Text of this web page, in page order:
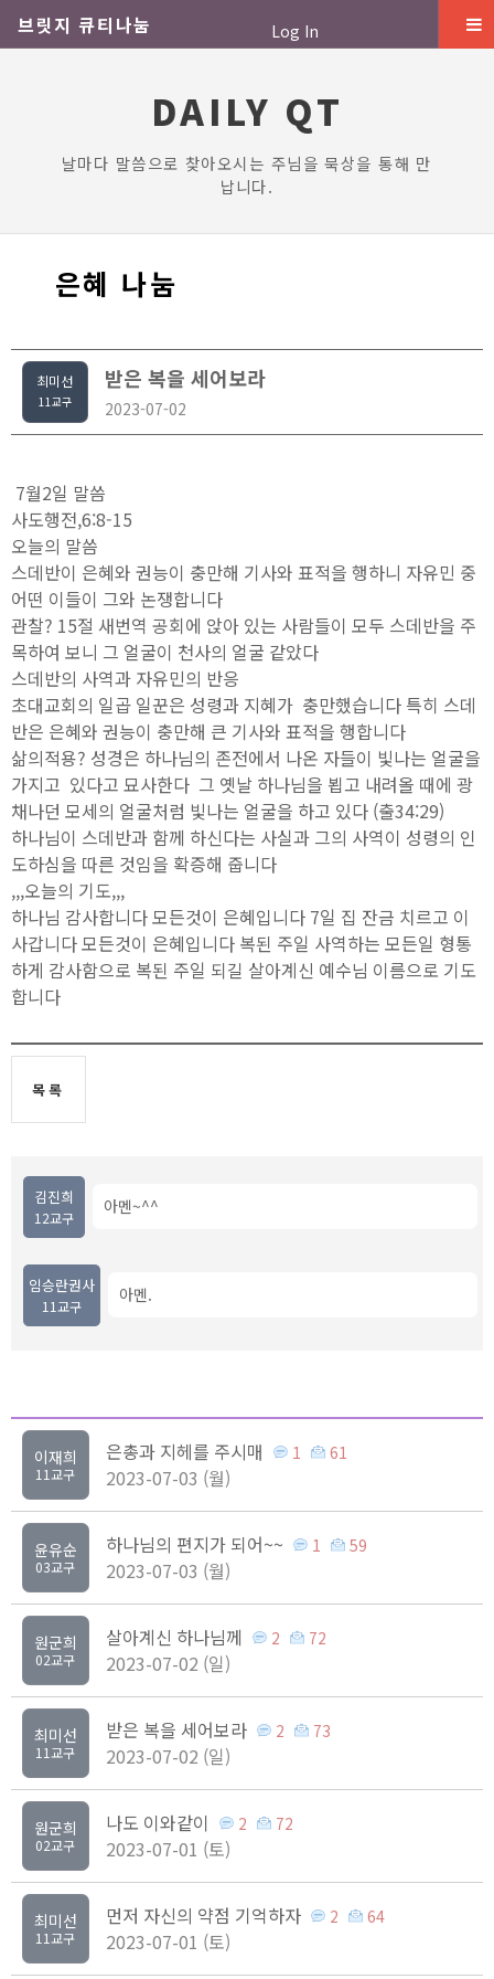
브릿지 큐티나눔 Log In
DAILY QT
날마다 말씀으로 찾아오시는 주님을 묵상을 통해 만
납니다.
은혜 나눔
최미선
11교구
받은 복을 세어보라
2023-07-02
7월2일 말씀
사도행전,6:8-15
오늘의 말씀
스데반이 은혜와 권능이 충만해 기사와 표적을 행하니 자유민 중
어떤 이들이 그와 논쟁합니다
관찰? 15절 새번역 공회에 앉아 있는 사람들이 모두 스데반을 주
목하여 보니 그 얼굴이 천사의 얼굴 같았다
스데반의 사역과 자유민의 반응
초대교회의 일곱 일꾼은 성령과 지혜가 충만했습니다 특히 스데
반은 은혜와 권능이 충만해 큰 기사와 표적을 행합니다
삶의적용? 성경은 하나님의 존전에서 나온 자들이 빛나는 얼굴을
가지고 있다고 묘사한다 그 옛날 하나님을 뵙고 내려올 때에 광
채나던 모세의 얼굴처럼 빛나는 얼굴을 하고 있다 (출34:29)
하나님이 스데반과 함께 하신다는 사실과 그의 사역이 성령의 인
도하심을 따른 것임을 확증해 줍니다
,,,오늘의 기도,,,
하나님 감사합니다 모든것이 은혜입니다 7일 집 잔금 치르고 이
사갑니다 모든것이 은혜입니다 복된 주일 사역하는 모든일 형통
하게 감사함으로 복된 주일 되길 살아계신 예수님 이름으로 기도
합니다
목록
김진희
12교구
아멘~^^
임승란권사
11교구
아멘.
이재희
11교구
은총과 지헤를 주시매 1 61
2023-07-03 (월)
윤유순
03교구
하나님의 편지가 되어~~ 1 59
2023-07-03 (월)
원군희
02교구
살아계신 하나님께 2 72
2023-07-02 (일)
최미선
11교구
받은 복을 세어보라 2 73
2023-07-02 (일)
원군희
02교구
나도 이와같이 2 72
2023-07-01 (토)
최미선
11교구
먼저 자신의 약점 기억하자 2 64
2023-07-01 (토)